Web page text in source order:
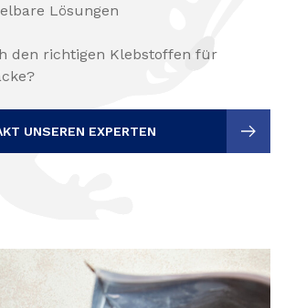
Lösungen
den richtigen Klebstoffen für
UNSEREN EXPERTEN